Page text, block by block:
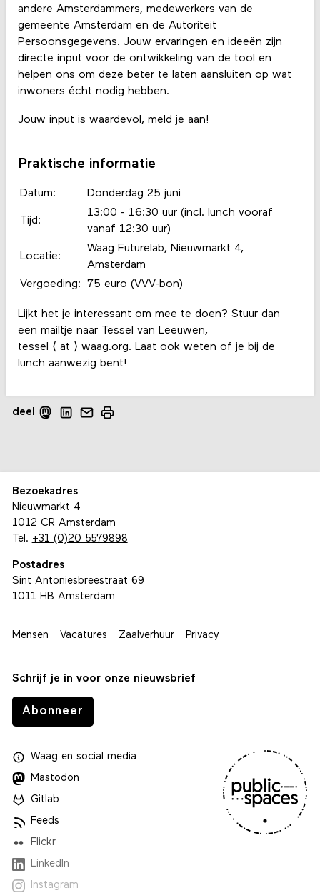
andere Amsterdammers, medewerkers van de
gemeente Amsterdam en de Autoriteit
Persoonsgegevens. Jouw ervaringen en ideeën zijn
directe input voor de ontwikkeling van de tool en
helpen ons om deze beter te laten aansluiten op wat
inwoners écht nodig hebben.
Jouw input is waardevol, meld je aan!
Praktische informatie
Datum: Donderdag 25 juni
Tijd:
13:00 - 16:30 uur (incl. lunch vooraf
vanaf 12:30 uur)
Locatie:
Waag Futurelab, Nieuwmarkt 4,
Amsterdam
Vergoeding:
75 euro (VVV-bon)
Lijkt het je interessant om mee te doen? Stuur dan
een mailtje naar Tessel van Leeuwen,
tessel ⟨ at ⟩ waag.org. Laat ook weten of je bij de
lunch aanwezig bent!
deel
Bezoekadres
Nieuwmarkt 4
1012 CR Amsterdam
Tel. +31 (0)20 5579898
Postadres
Sint Antoniesbreestraat 69
1011 HB Amsterdam
Mensen Vacatures Zaalverhuur Privacy
Schrijf je in voor onze nieuwsbrief
Abonneer
Waagen social media
Mastodon
Gitlab
Feeds
Flickr
LinkedIn
Instagram